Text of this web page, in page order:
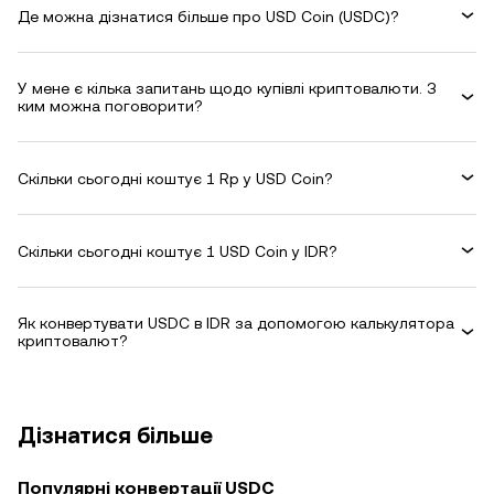
Де можна дізнатися більше про USD Coin (USDC)?
У мене є кілька запитань щодо купівлі криптовалюти. З
ким можна поговорити?
Скільки сьогодні коштує 1 Rp у USD Coin?
Скільки сьогодні коштує 1 USD Coin у IDR?
Як конвертувати USDC в IDR за допомогою калькулятора
криптовалют?
Дізнатися більше
Популярні конвертації USDC